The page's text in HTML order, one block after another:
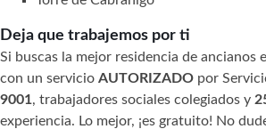
Deja que trabajemos por ti
Si buscas la mejor residencia de ancianos
con un servicio AUTORIZADO por
9001, trabajadores sociales colegiados y
experiencia. Lo mejor, ¡es gratuito! No